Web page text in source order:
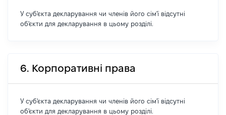
У суб'єкта декларування чи членів його сім'ї відсутні
об'єкти для декларування в цьому розділі.
6. Корпоративні права
У суб'єкта декларування чи членів його сім'ї відсутні
об'єкти для декларування в цьому розділі.